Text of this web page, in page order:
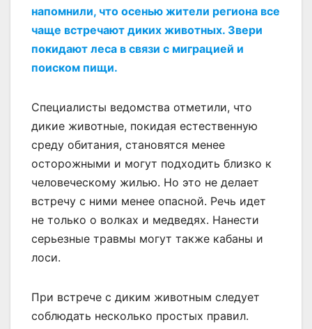
напомнили, что осенью жители региона все
чаще встречают диких животных. Звери
покидают леса в связи с миграцией и
поиском пищи.
Специалисты ведомства отметили, что
дикие животные, покидая естественную
среду обитания, становятся менее
осторожными и могут подходить близко к
человеческому жилью. Но это не делает
встречу с ними менее опасной. Речь идет
не только о волках и медведях. Нанести
серьезные травмы могут также кабаны и
лоси.
При встрече с диким животным следует
соблюдать несколько простых правил.